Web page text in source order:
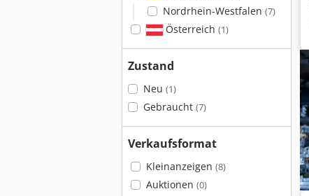
Nordrhein-Westfalen (7)
Österreich (1)
Zustand
Neu (1)
Gebraucht (7)
Verkaufsformat
Kleinanzeigen (8)
Auktionen (0)